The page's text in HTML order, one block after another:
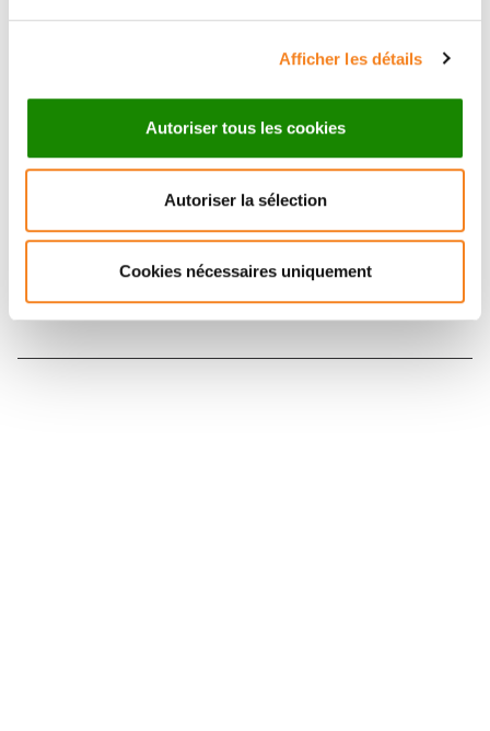
Afficher les détails
Autoriser tous les cookies
Autoriser la sélection
Cookies nécessaires uniquement
Suivez l'Institut Curie
sociaux et en vous inscrivant à notre newsletter.